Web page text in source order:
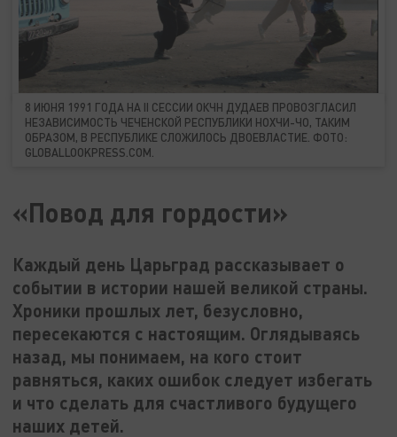
8 ИЮНЯ 1991 ГОДА НА II СЕССИИ ОКЧН ДУДАЕВ ПРОВОЗГЛАСИЛ
НЕЗАВИСИМОСТЬ ЧЕЧЕНСКОЙ РЕСПУБЛИКИ НОХЧИ-ЧО, ТАКИМ
ОБРАЗОМ, В РЕСПУБЛИКЕ СЛОЖИЛОСЬ ДВОЕВЛАСТИЕ. ФОТО:
GLOBALLOOKPRESS.COM.
«Повод для гордости»
Каждый день Царьград рассказывает о
событии в истории нашей великой страны.
Хроники прошлых лет, безусловно,
пересекаются с настоящим. Оглядываясь
назад, мы понимаем, на кого стоит
равняться, каких ошибок следует избегать
и что сделать для счастливого будущего
наших детей.